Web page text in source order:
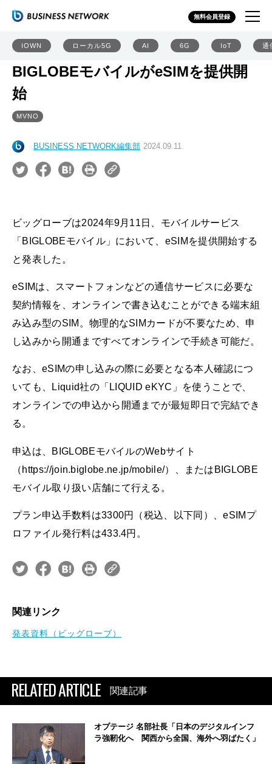
無料会員登録
IOWN ローカル5G AI 6G IoT 通
BIGLOBEモバイルがeSIMを提供開
始
MVNO
BUSINESS NETWORK編集部 2024.09.11
ビッグローブは2024年9月11日、モバイルサービス
「BIGLOBEモバイル」において、eSIMを提供開始する
と発表した。
eSIMは、スマートフォンなどの通信サービスに必要な
契約情報を、オンラインで書き込むことができる端末組
み込み型のSIM。物理的なSIMカードが不要なため、申
し込みから開通まですべてオンラインで手続き可能だ。
なお、eSIMの申し込みの際に必要となる本人確認につ
いても、Liquid社の「LIQUID eKYC」を使うことで、
オンラインでの申込から開通までが最短即日で完結でき
る。
申込は、BIGLOBEモバイルのWebサイト
（https://join.biglobe.ne.jp/mobile/）、またはBIGLOBE
モバイル取り扱い店舗にて行える。
プラン申込手数料は3300円（税込、以下同）、eSIMプ
ロファイル発行料は433.4円。
関連リンク
発表資料（ビッグローブ）
RELATED ARTICLE 関連記事
オプテージ 名部社長「日本のデジタルインフ
ラ強靭化へ 関西から全国、海外へ羽ばたく」